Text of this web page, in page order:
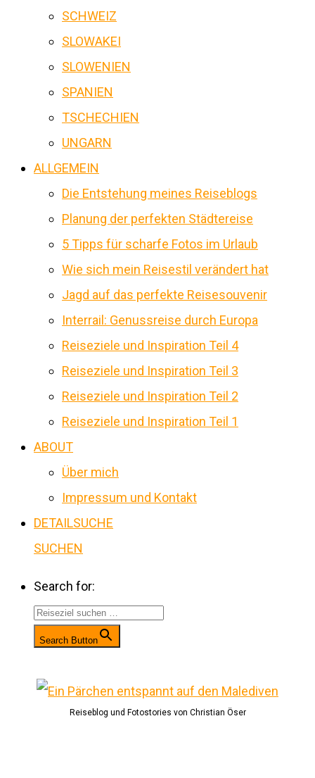
SCHWEIZ
SLOWAKEI
SLOWENIEN
SPANIEN
TSCHECHIEN
UNGARN
ALLGEMEIN
Die Entstehung meines Reiseblogs
Planung der perfekten Städtereise
5 Tipps für scharfe Fotos im Urlaub
Wie sich mein Reisestil verändert hat
Jagd auf das perfekte Reisesouvenir
Interrail: Genussreise durch Europa
Reiseziele und Inspiration Teil 4
Reiseziele und Inspiration Teil 3
Reiseziele und Inspiration Teil 2
Reiseziele und Inspiration Teil 1
ABOUT
Über mich
Impressum und Kontakt
DETAILSUCHE
SUCHEN
Search for:
Search Button
Reiseblog und Fotostories von Christian Öser